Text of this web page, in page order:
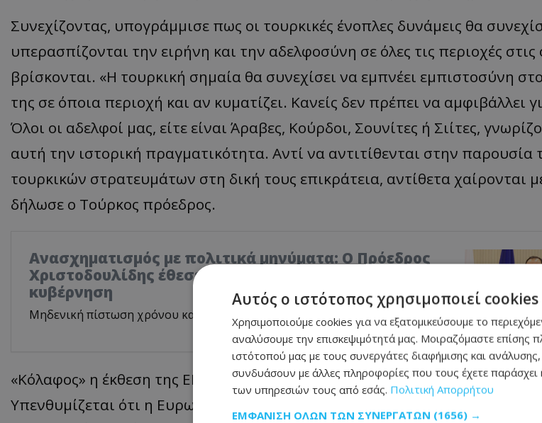
Συνεχίζοντας, υπογράμμισε πως οι τουρκικές ένοπλες δυνάμεις θα
υπερασπίζονται την ειρήνη και την αδελφοσύνη σε όλες τις περιοχές στις
βρίσκονται. «Η τουρκική σημαία θα συνεχίσει να εμπνέει εμπιστοσύνη
της σε όποια περιοχή και αν κυματίζει. Κανείς δεν πρέπει να αμφιβάλλει
Όλοι οι αδελφοί μας, είτε είναι Άραβες, Κούρδοι, Σουνίτες ή Σιίτες,
αυτή την ιστορική πραγματικότητα. Αντί να αντιτίθενται στην παρουσία
τουρκικών στρατευμάτων στη δική τους επικράτεια, αντίθετα χαίρονται
δήλωσε ο Τούρκος πρόεδρος.
Ανασχηματισμός με πολιτικά μηνύματα: Ο Πρόεδρος
Χριστοδουλίδης έθεσε τον πήχη ψηλά για τη νέα
κυβέρνηση
Μηδενική πίστωση χρόνου και αυστηρό μήνυμα στους νέους Υπουργούς
«Κόλαφος» η έκθεση της ΕΕ για την Τουρκία
Υπενθυμίζεται ότι η Ευρωπαϊκή Επιτροπή, στην τελευταία της έκθεση
Αυτός ο ιστότοπος χρησιμοποιεί cookies
Χρησιμοποιούμε cookies για να εξατομικεύσουμε το
αναλύσουμε την επισκεψιμότητά μας. Μοιραζόμαστε επίσης
ιστότοπού μας με τους συνεργάτες διαφήμισης και ανάλυσης,
συνδυάσουν με άλλες πληροφορίες που τους έχετε
των υπηρεσιών τους από εσάς. Πολιτική Απορρήτου
ΕΜΦΆΝΙΣΗ ΌΛΩΝ ΤΩΝ ΣΥΝΕΡΓΑΤΏΝ (1656) →